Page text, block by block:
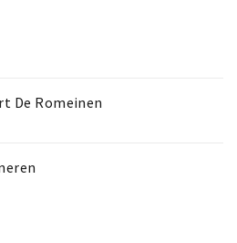
De Romeinen